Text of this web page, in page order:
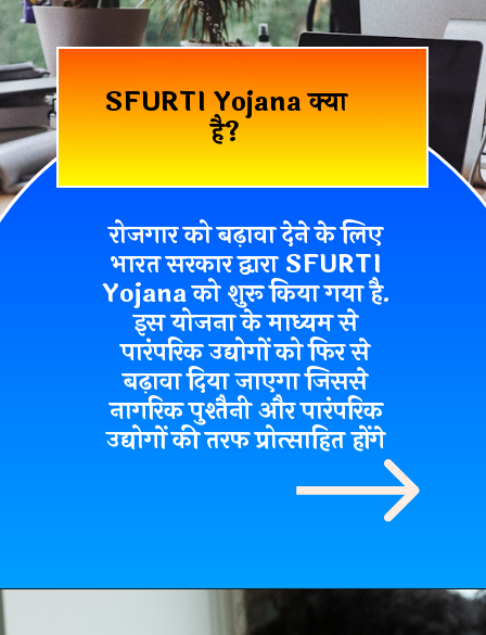
SFURTI Yojana क्या
है?
रोजगार को बढ़ावा देने के लिए
भारत सरकार द्वारा SFURTI
Yojana को शुरू किया गया है.
इस योजना के माध्यम से
पारंपरिक उद्योगों को फिर से
बढ़ावा दिया जाएगा जिससे
नागरिक पुश्तैनी और पारंपरिक
उद्योगों की तरफ प्रोत्साहित होंगे